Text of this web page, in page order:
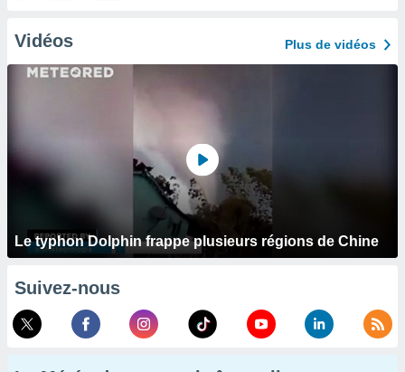
Vidéos Plus de vidéos
Le typhon Dolphin frappe plusieurs régions de Chine
Suivez-nous